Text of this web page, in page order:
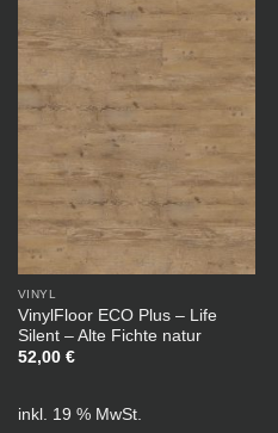
VINYL
VinylFloor ECO Plus – Life
Silent – Alte Fichte natur
52,00 €
inkl. 19 % MwSt.